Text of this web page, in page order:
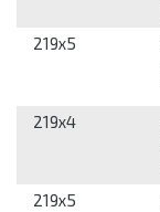
219x5
219x4
219x5